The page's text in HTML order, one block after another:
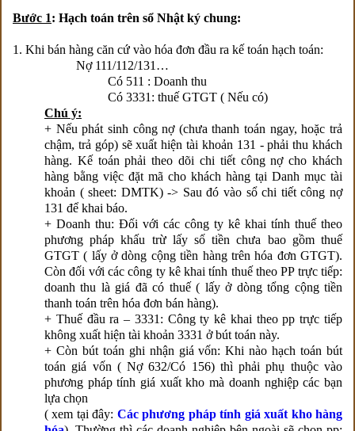
Bước 1: Hạch toán trên sổ Nhật ký chung:
1. Khi bán hàng căn cứ vào hóa đơn đầu ra kế toán hạch toán:
Nợ 111/112/131…
Có 511 : Doanh thu
Có 3331: thuế GTGT ( Nếu có)
Chú ý:
+ Nếu phát sinh công nợ (chưa thanh toán ngay, hoặc trả
chậm, trả góp) sẽ xuất hiện tài khoản 131 - phải thu khách
hàng. Kế toán phải theo dõi chi tiết công nợ cho khách
hàng bằng việc đặt mã cho khách hàng tại Danh mục tài
khoản ( sheet: DMTK) -> Sau đó vào sổ chi tiết công nợ
131 để khai báo.
+ Doanh thu: Đối với các công ty kê khai tính thuế theo
phương pháp khấu trừ lấy số tiền chưa bao gồm thuế
GTGT ( lấy ở dòng cộng tiền hàng trên hóa đơn GTGT).
Còn đối với các công ty kê khai tính thuế theo PP trực tiếp:
doanh thu là giá đã có thuế ( lấy ở dòng tổng cộng tiền
thanh toán trên hóa đơn bán hàng).
+ Thuế đầu ra – 3331: Công ty kê khai theo pp trực tiếp
không xuất hiện tài khoản 3331 ở bút toán này.
+ Còn bút toán ghi nhận giá vốn: Khi nào hạch toán bút
toán giá vốn ( Nợ 632/Có 156) thì phải phụ thuộc vào
phương pháp tính giá xuất kho mà doanh nghiệp các bạn
lựa chọn
( xem tại đây: Các phương pháp tính giá xuất kho hàng